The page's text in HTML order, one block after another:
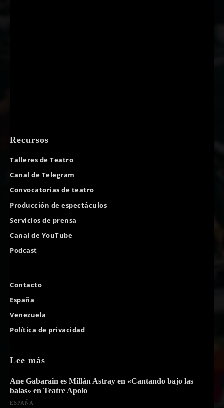
Recursos
Talleres de Teatro
Canal de Telegram
Convocatorias de teatro
Producción de espectáculos
Servicios de prensa
Canal de YouTube
Podcast
Contacto
España
Venezuela
Política de privacidad
Lee más
Ane Gabarain es Millán Astray en «Cantando bajo las
balas» en Teatre Apolo
ESPAÑA